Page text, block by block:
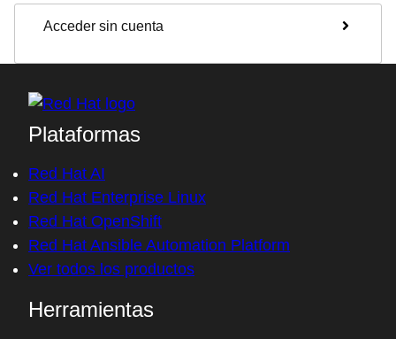
Acceder sin cuenta
Plataformas
Red Hat AI
Red Hat Enterprise Linux
Red Hat OpenShift
Red Hat Ansible Automation Platform
Ver todos los productos
Herramientas